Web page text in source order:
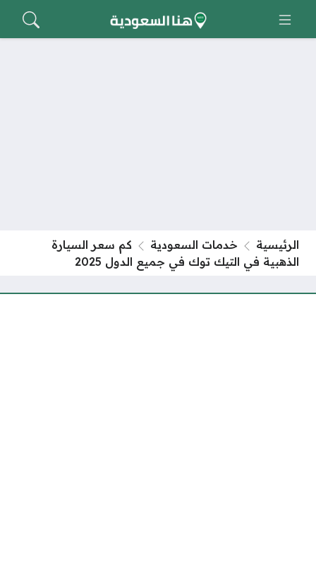
الرئيسية خدمات السعودية
كم سعر السيارة
الذهبية في التيك توك في جميع الدول 2025